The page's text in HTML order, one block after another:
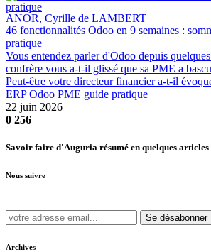
ANOR, Cyrille de LAMBERT
46 fonctionnalités Odoo en 9 semaines :
pratique
Vous entendez parler d'Odoo depuis
confrère vous a-t-il glissé que sa PME a
Peut-être votre directeur financier a-t-il
ERP Odoo PME guide pratique
22 juin 2026
0 256
Savoir faire d'Auguria résumé en quelques articles
Nous suivre
Se désabonner
Archives